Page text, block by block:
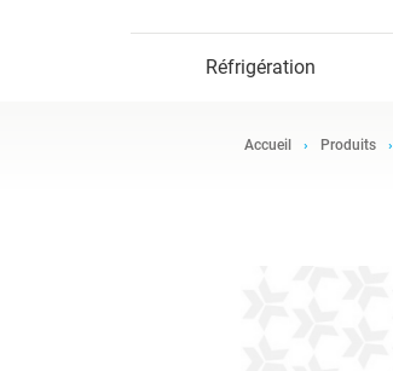
Réfrigération
Accueil Produits